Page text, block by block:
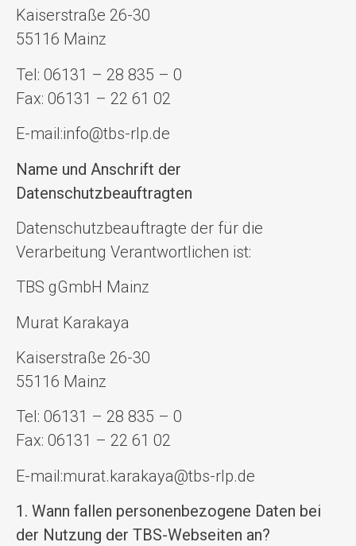
Kaiserstraße 26-30
55116 Mainz
Tel: 06131 – 28 835 – 0
Fax: 06131 – 22 61 02
E-mail:info@tbs-rlp.de
Name und Anschrift der
Datenschutzbeauftragten
Datenschutzbeauftragte der für die
Verarbeitung Verantwortlichen ist:
TBS gGmbH Mainz
Murat Karakaya
Kaiserstraße 26-30
55116 Mainz
Tel: 06131 – 28 835 – 0
Fax: 06131 – 22 61 02
E-mail:murat.karakaya@tbs-rlp.de
1. Wann fallen personenbezogene Daten bei
der Nutzung der TBS-Webseiten an?